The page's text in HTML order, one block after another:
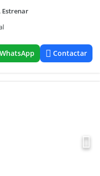
Estrenar
WhatsApp Contactar